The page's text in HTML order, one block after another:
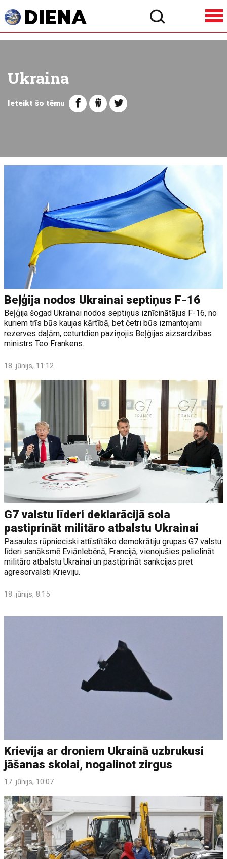
Ukraina
Ieteikt šo tēmu
Beļģija nodos Ukrainai septiņus F-16
Beļģija šogad Ukrainai nodos septiņus iznīcinātājus F-16, no
kuriem trīs būs kaujas kārtībā, bet četri būs izmantojami
rezerves daļām, ceturtdien paziņojis Beļģijas aizsardzības
ministrs Teo Frankens.
18. jūnijs, 11:12
G7 valstu līderi deklarācijā sola
pastiprināt militāro atbalstu Ukrainai
Pasaules rūpnieciski attīstītāko demokrātiju grupas G7 valstu
līderi sanāksmē Eviānlebēnā, Francijā, vienojušies palielināt
militāro atbalstu Ukrainai un pastiprināt sankcijas pret
agresorvalsti Krieviju.
18. jūnijs, 8:15
Krievija ar droniem Ukrainā uzbrukusi
jāšanas skolai, nogalinot zirgus
17. jūnijs, 10:07